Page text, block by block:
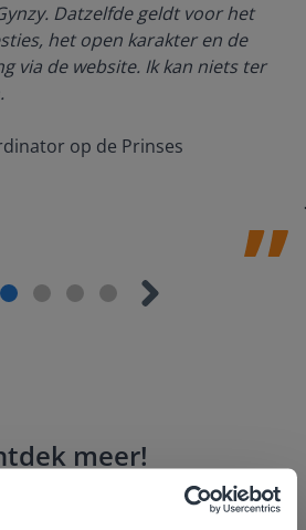
Datzelfde geldt voor het
het open karakter en de
via de website. Ik kan niets ter
op de Prinses
meer!